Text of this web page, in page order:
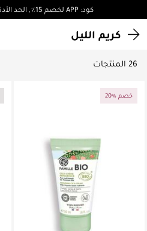
كود: APP لخصم 15٪, الحد الأدنى للتسوق 5,000 جنيه
كريم الليل
26 المنتجات
20% خصم